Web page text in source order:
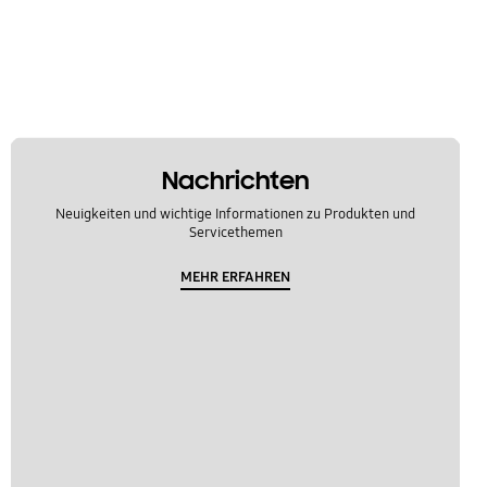
Nachrichten
Neuigkeiten und wichtige Informationen zu Produkten und
Servicethemen
MEHR ERFAHREN